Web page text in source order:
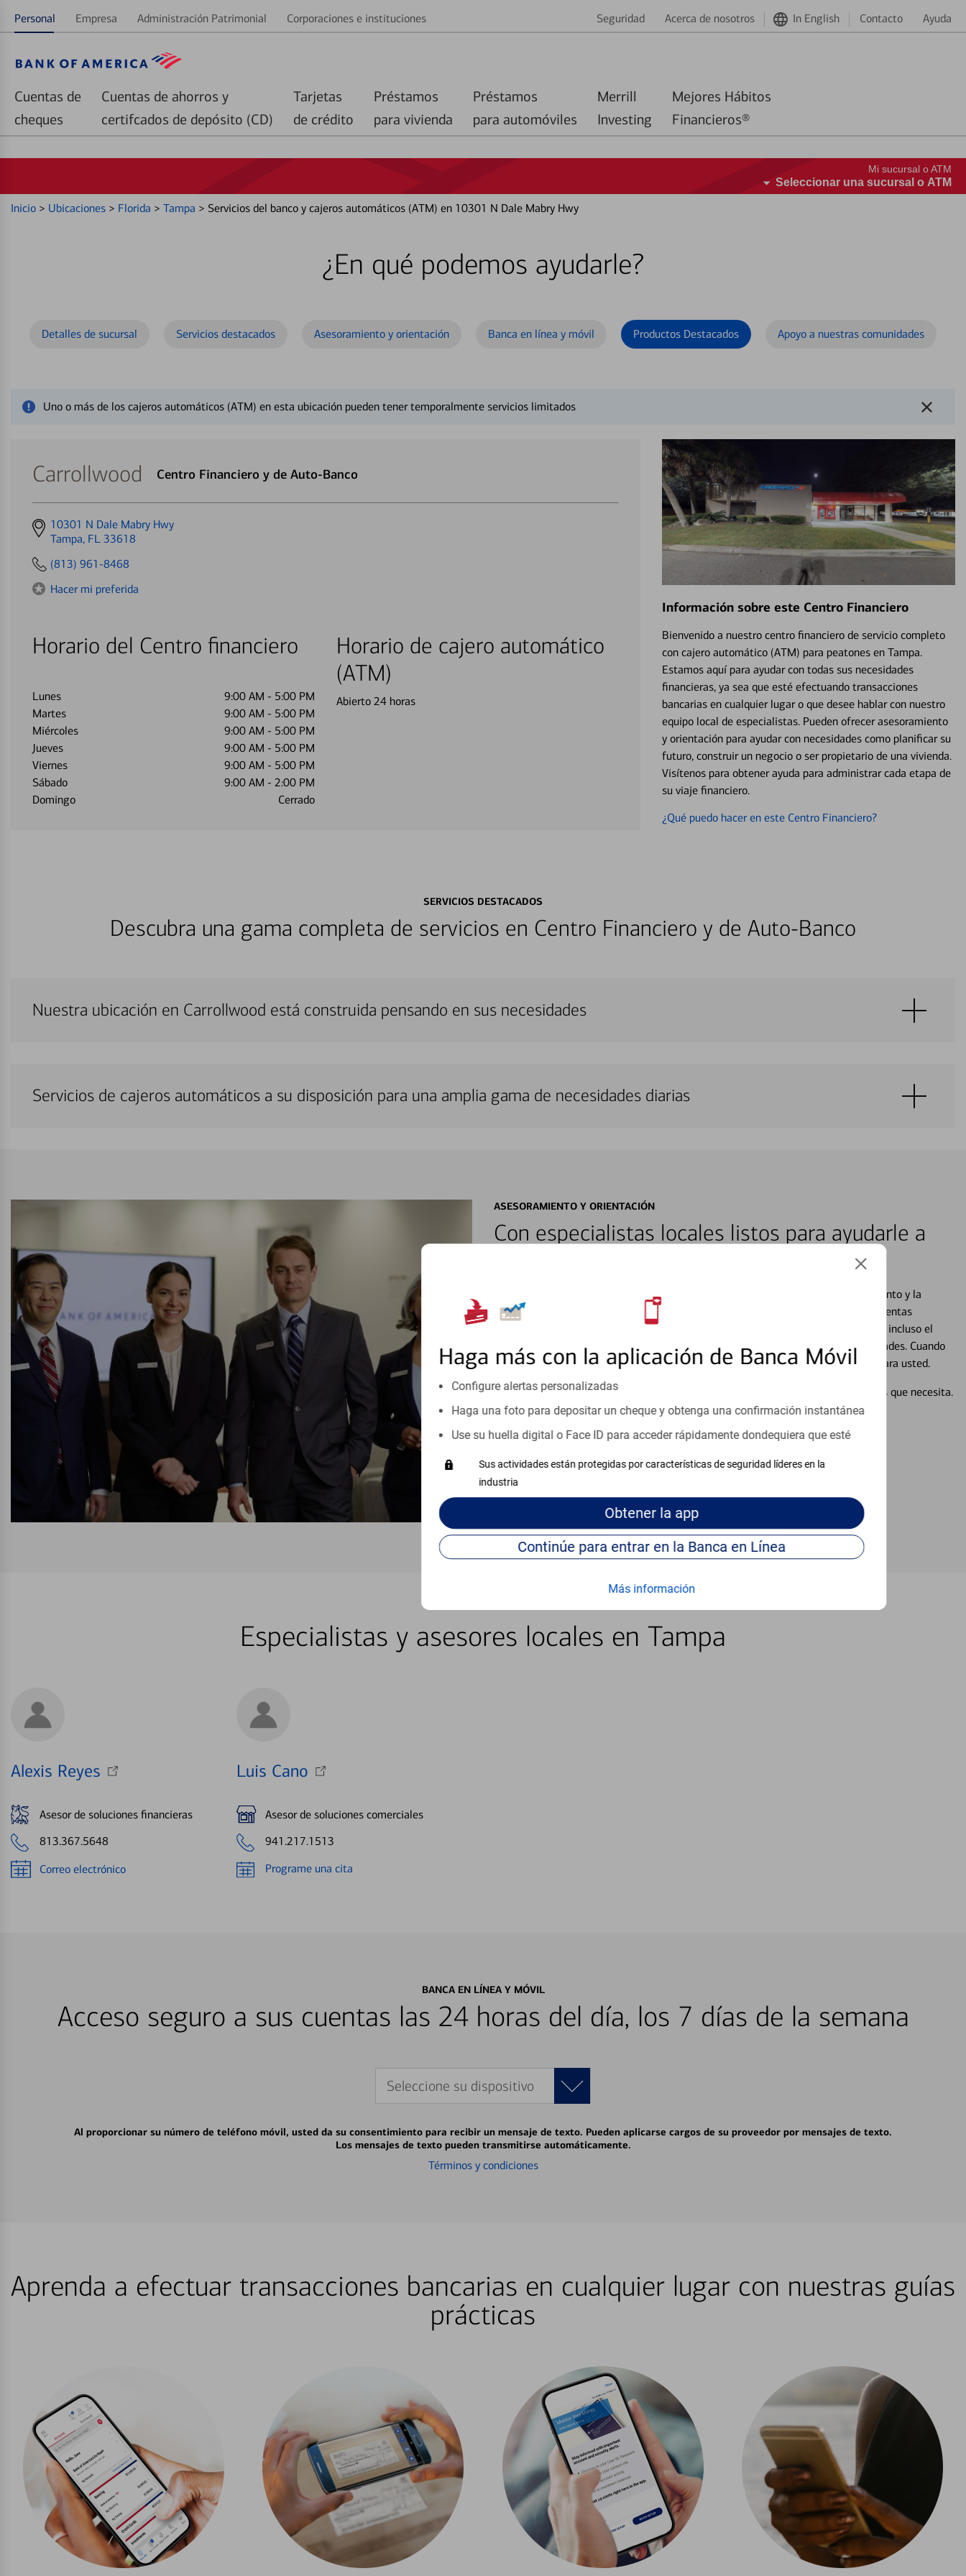
Personal Empresa Administración Patrimonial Corporaciones e instituciones Seguridad Acerca de nosotros In English Contacto Ayuda
Cuentas de
cheques
Cuentas de ahorros y
certifcados de depósito (CD)
Tarjetas
de crédito
Préstamos
para vivienda
Préstamos
para automóviles
Merrill
Investing
Mejores Hábitos
Financieros®
Haga más con la aplicación de Banca Móvil
Configure alertas personalizadas
Haga una foto para depositar un cheque y obtenga una confirmación instantánea
Use su huella digital o Face ID para acceder rápidamente dondequiera que esté
Sus actividades están protegidas por características de seguridad líderes en la
industria
Obtenerla app
Continúe para entrar en la Banca en Línea
Más información
Mi sucursal o ATM
Seleccionar una sucursal o ATM
Inicio > Ubicaciones > Florida > Tampa > Servicios del banco y cajeros automáticos (ATM) en 10301 N Dale Mabry Hwy
¿En qué podemos ayudarle?
Detalles de sucursal Servicios destacados Asesoramiento y orientación Banca en línea y móvil Productos Destacados Apoyo a nuestras comunidades
Uno o más de los cajeros automáticos (ATM) en esta ubicación pueden tener temporalmente servicios limitados
Carrollwood Centro Financiero y de Auto-Banco
Get
directions
10301 N Dale Mabry Hwy
Tampa, FL 33618
(813) 961-8468
Hacer mi preferida
Horario del Centro financiero
Lunes 9:00 AM - 5:00 PM
Martes
9:00 AM - 5:00 PM
Miércoles
9:00 AM - 5:00 PM
Jueves
9:00 AM - 5:00 PM
Viernes
9:00 AM - 5:00 PM
Sábado
9:00 AM - 2:00 PM
Domingo
Cerrado
Horario de cajero automático
(ATM)
Abierto 24 horas
Información sobre este Centro Financiero
Bienvenido a nuestro centro financiero de servicio completo
con cajero automático (ATM) para peatones en Tampa.
Estamos aquí para ayudar con todas sus necesidades
financieras, ya sea que esté efectuando transacciones
bancarias en cualquier lugar o que desee hablar con nuestro
equipo local de especialistas. Pueden ofrecer asesoramiento
y orientación para ayudar con necesidades como planificar su
futuro, construir un negocio o ser propietario de una vivienda.
Visítenos para obtener ayuda para administrar cada etapa de
su viaje financiero.
¿Qué puedo hacer en este Centro Financiero?
SERVICIOS DESTACADOS
Descubra una gama completa de servicios en Centro Financiero y de Auto-Banco
Nuestra ubicación en Carrollwood está construida pensando en sus necesidades
Servicios de cajeros automáticos a su disposición para una amplia gama de necesidades diarias
ASESORAMIENTO Y ORIENTACIÓN
Con especialistas locales listos para ayudarle a
Reúnase con especialistas dedicados que se centran en proporcionar el asesoramiento y la
orientación que necesita, en cualquier situación en su vida financiera. Desde sus cuentas
personales, hasta el ahorro para grandes compras, la planificación para su futuro, e incluso el
inicio o crecimiento de su negocio, su futuro se mueve de acuerdo con sus necesidades. Cuando
esté listo, un especialista trabajará con usted en un momento que sea adecuado para usted.
Vea si nuestro centro de ayuda en línea puede ayudar a proporcionar las respuestas que necesita.
Visite nuestro centro de ayuda en línea
Especialistas y asesores locales en Tampa
Alexis Reyes
Asesor de soluciones financieras
813.367.5648
Correo electrónico
Luis Cano
Asesor de soluciones comerciales
941.217.1513
Programe una cita
BANCA EN LÍNEA Y MÓVIL
Acceso seguro a sus cuentas las 24 horas del día, los 7 días de la semana
Seleccione su dispositivo
Al proporcionar su número de teléfono móvil, usted da su consentimiento para recibir un mensaje de texto. Pueden aplicarse cargos de su proveedor por mensajes de texto.
Los mensajes de texto pueden transmitirse automáticamente.
Términos y condiciones
Aprenda a efectuar transacciones bancarias en cualquier lugar con nuestras guías
prácticas